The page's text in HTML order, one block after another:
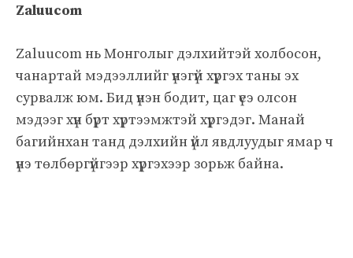
Zaluucom
Zaluucom нь Монголыг дэлхийтэй холбосон,
чанартай мэдээллийг үнэгүй хүргэх таны эх
сурвалж юм. Бид үнэн бодит, цаг үеэ олсон
мэдээг хүн бүрт хүртээмжтэй хүргэдэг. Манай
багийнхан танд дэлхийн үйл явдлуудыг ямар ч
үнэ төлбөргүйгээр хүргэхээр зорьж байна.